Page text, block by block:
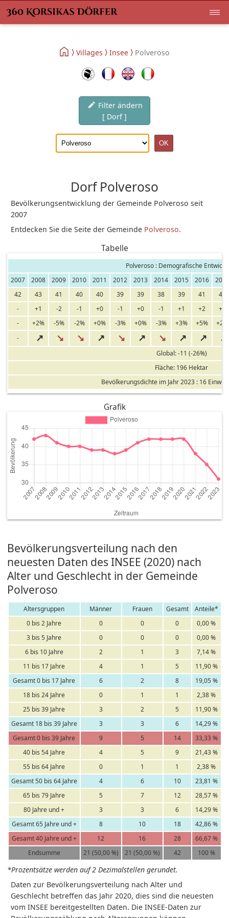
Villages Insee Polveroso
Filter ändern
[ Dorf ]
Dorf Polveroso
Bevölkerungsentwicklung der Gemeinde Polveroso seit
2007
Entdecken Sie die Seite der Gemeinde Polveroso.
Tabelle
Polveroso : Demografische
2007
2008 2009 2010 2011 2012 2013 2014 2015 2016
42
43 41 40 40 39 39 38 39 41
42
-
+1 -2 -1 +0 -1 +0 -1 +1 +2
+1
-
+2% -5% -2% +0% -3% +0% -3% +3% +5%
+2%
-
↗ ↘ ↘ ↗ ↘ ↗ ↘ ↗ ↗ ↗
Global: -11 (-26%)
Fläche: 196 Hektar
Bevölkerungsdichte im Jahr 2023 : 16
Grafik
Bevölkerungsverteilung nach den
neuesten Daten des INSEE (2020) nach
Alter und Geschlecht in der Gemeinde
Polveroso
Altersgruppen Männer Frauen Gesamt
Anteile*
0 bis 2 Jahre
0 0 0
0,00 %
3 bis 5 Jahre
0 0 0
0,00 %
6 bis 10 Jahre
2 1 3
7,14 %
11 bis 17 Jahre
4 1 5
11,90 %
Gesamt 0 bis 17 Jahre
6 2 8
19,05 %
18 bis 24 Jahre
0 1 1
2,38 %
25 bis 39 Jahre
3 2 5
11,90 %
Gesamt 18 bis 39 Jahre
3 3 6
14,29 %
Gesamt 0 bis 39 Jahre
9 5 14
33,33 %
40 bis 54 Jahre
4 5 9
21,43 %
55 bis 64 Jahre
0 1 1
2,38 %
Gesamt 50 bis 64 Jahre
4 6 10
23,81 %
65 bis 79 Jahre
5 7 12
28,57 %
80 Jahre und +
3 3 6
14,29 %
Gesamt 65 Jahre und +
8 10 18
42,86 %
Gesamt 40 Jahre und +
12 16 28
66,67 %
Endsumme
21 (50,00 %) 21 (50,00 %) 42 100 %
*Prozentsätze werden auf 2 Dezimalstellen gerundet.
Daten zur Bevölkerungsverteilung nach Alter und
Geschlecht betreffen das Jahr 2020, dies sind die neuesten
vom INSEE bereitgestellten Daten. Die INSEE-Daten zur